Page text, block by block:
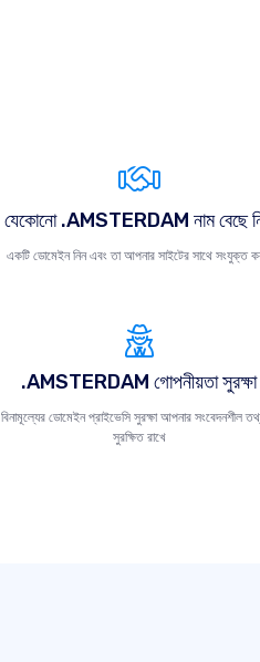
যেকোনো .AMSTERDAM নাম বেছে
একটি ডোমেইন নিন এবং তা আপনার সাইটের সাথে সংযুক্ত
.AMSTERDAM গোপনীয়তা সুরক্ষা
বিনামূল্যের ডোমেইন প্রাইভেসি সুরক্ষা আপনার সংবেদনশীল
সুরক্ষিত রাখে